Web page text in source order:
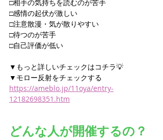
□相手の気持ちを読むのが苦手
□感情の起伏が激しい
□注意散漫・気が散りやすい
□待つのが苦手
□自己評価が低い
▼もっと詳しいチェックはコチラ💡
▼モロー反射をチェックする
https://ameblo.jp/11oya/entry-
12182698351.htm
どんな人が開催するの？